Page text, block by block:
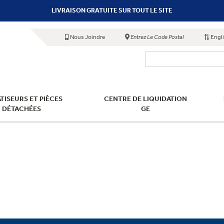
LIVRAISON GRATUITE SUR TOUT LE SITE
Nous Joindre Entrez Le Code Postal
ET PIÈCES
DÉTACHÉES
CENTRE DE LIQUIDATION
GE